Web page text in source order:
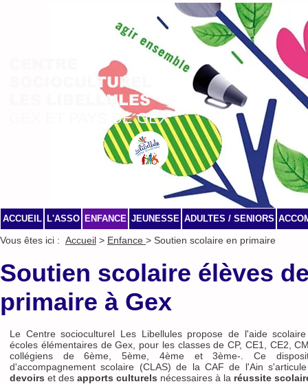
SOCIOCULTUREL
LES LIBELLULES
GEX ET PAYS DE GEX
ACCUEIL L'ASSO ENFANCE JEUNESSE ADULTES / SENIORS
Vous êtes ici : Accueil > Enfance > Soutien scolaire en primaire
Soutien scolaire élèves
primaire à Gex
Le Centre socioculturel Les Libellules propose de l'aide
écoles élémentaires de Gex, pour les classes de CP, CE1, CE2,
collégiens de 6ème, 5ème, 4ème et 3ème-. Ce
d'accompagnement scolaire (CLAS) de la CAF de l'Ain
devoirs et des apports culturels nécessaires à la réussite